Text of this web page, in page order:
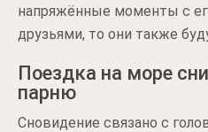
напряжённые моменты с
друзьями, то они также
Поездка на море
парню
Сновидение связано с